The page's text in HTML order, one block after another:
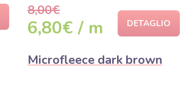
8,00€
6,80€ / m DETAGLIO
Microfleece dark brown